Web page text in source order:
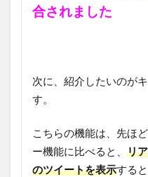
合されました
次に、紹介したいのが
す。
こちらの機能は、先ほ
ー機能に比べると、 リ
のツイートを表示する